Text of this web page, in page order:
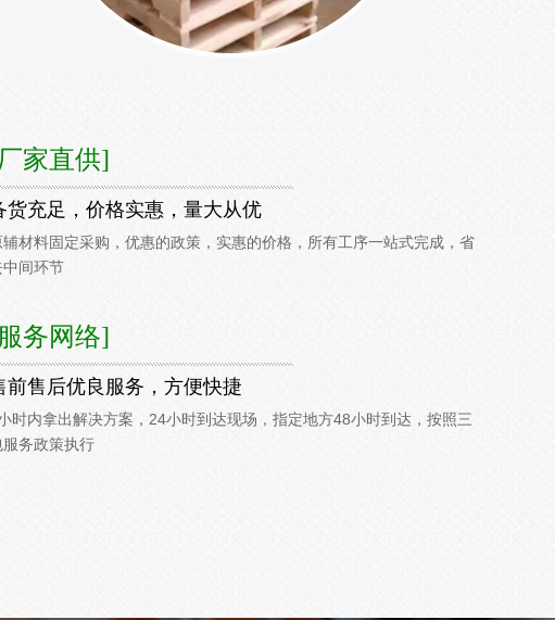
家直供]
货充足，价格实惠，量大从优
辅材料固定采购，优惠的政策，实惠的价格，所有工序一站式完成，省
中间环节
务网络]
前售后优良服务，方便快捷
时内拿出解决方案，24小时到达现场，指定地方48小时到达，按照三
服务政策执行